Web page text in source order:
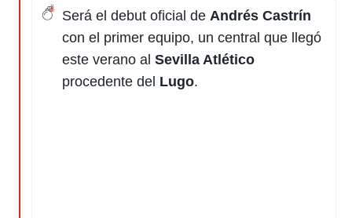
Será el debut oficial de Andrés Castrín
con el primer equipo, un central que llegó
este verano al Sevilla Atlético
procedente del Lugo.